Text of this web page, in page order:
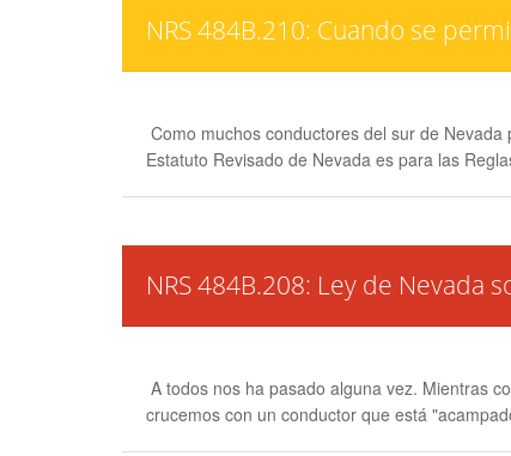
NRS 484B.210: Cuando se
Como muchos conductores del sur de
Estatuto Revisado de Nevada es para las
NRS 484B.208: Ley de Nevada
A todos nos ha pasado alguna vez. Mientras
crucemos con un conductor que está